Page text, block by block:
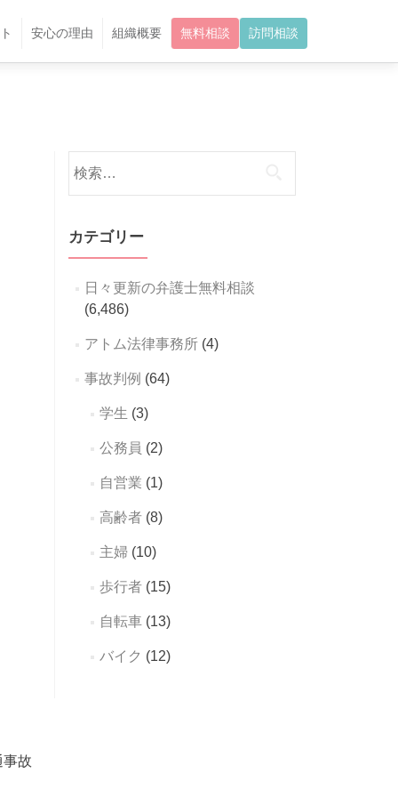
安心の理由 組織概要 無料相談 訪問相談
故
索:
カテゴリー
日々更新の弁護士無料相談
(6,486)
アトム法律事務所(4)
事故判例 (64)
学生 (3)
公務員 (2)
自営業 (1)
高齢者(8)
主婦(10)
歩行者(15)
自転車(13)
バイク (12)